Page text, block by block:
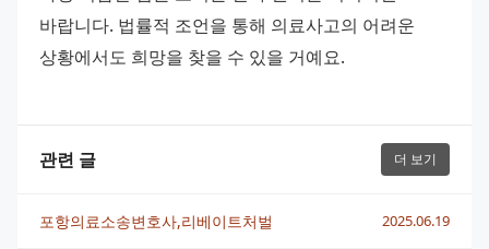
바랍니다. 법률적 조언을 통해 의료사고의 어려운
상황에서도 희망을 찾을 수 있을 거예요.
관련 글 더 보기
포항의료소송변호사,리베이트처벌 2025.06.19